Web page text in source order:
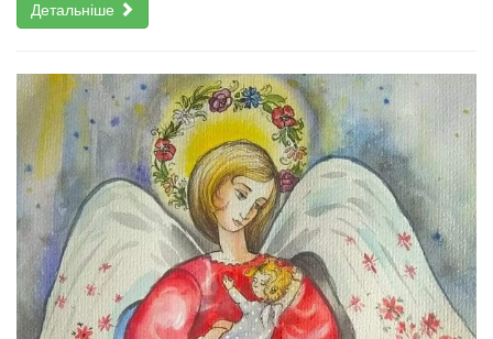
Детальніше